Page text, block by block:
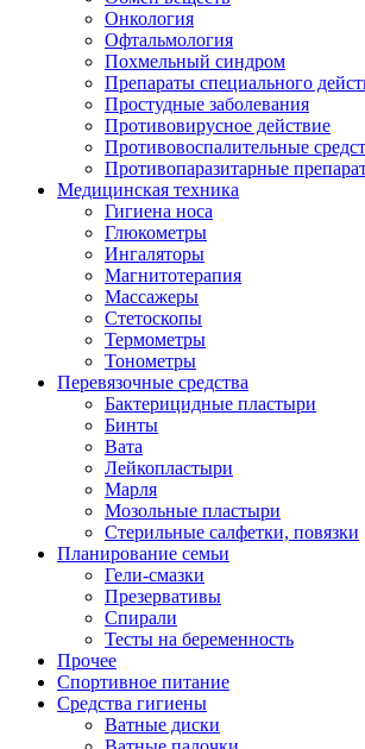
Онкология
Офтальмология
Похмельный синдром
Препараты специального
Простудные заболевания
Противовирусное действие
Противовоспалительные
Противопаразитарные
Медицинская техника
Гигиена носа
Глюкометры
Ингаляторы
Магнитотерапия
Массажеры
Стетоскопы
Термометры
Тонометры
Перевязочные средства
Бактерицидные пластыри
Бинты
Вата
Лейкопластыри
Марля
Мозольные пластыри
Стерильные салфетки, повязки
Планирование семьи
Гели-смазки
Презервативы
Спирали
Тесты на беременность
Прочее
Спортивное питание
Средства гигиены
Ватные диски